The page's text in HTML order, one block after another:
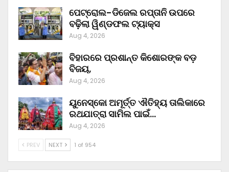
ପେଟ୍ରୋଲ-ଡିଜେଲ ରପ୍ତାନି ଉପରେ
ବଢ଼ିଲା ୱିଣ୍ଡଫଲ ଟ୍ୟାକ୍ସ
Aug 4, 2026
ବିହାରରେ ପ୍ରଶାନ୍ତ କିଶୋରଙ୍କ ବଡ଼
ବିଜୟ,
Aug 4, 2026
ୟୁନେସ୍କୋ ଅମୂର୍ତ୍ତ ଐତିହ୍ୟ ତାଲିକାରେ
ରଥଯାତ୍ରା ସାମିଲ ପାଇଁ…
Aug 4, 2026
PREV NEXT 1 of 954